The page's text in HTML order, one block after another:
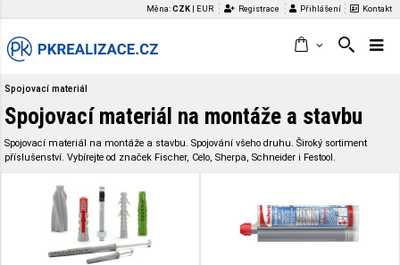
Měna:CZK EUR Registrace Přihlášení Kontakt
Spojovací materiál
Spojovací materiál na montáže a stavbu
Spojovací materiál na montáže a stavbu. Spojování všeho druhu. Široký sortiment
příslušenství. Vybírejte od značek Fischer, Celo, Sherpa, Schneider i Festool.